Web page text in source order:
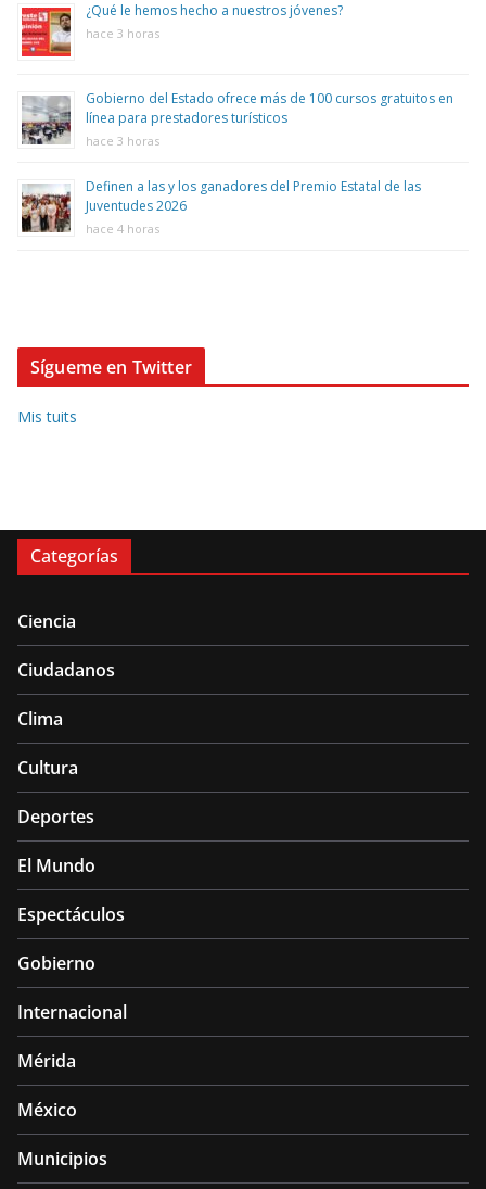
¿Qué le hemos hecho a nuestros jóvenes?
hace 3 horas
Gobierno del Estado ofrece más de 100 cursos gratuitos en
línea para prestadores turísticos
hace 3 horas
Definen a las y los ganadores del Premio Estatal de las
Juventudes 2026
hace 4 horas
Sígueme en Twitter
Mis tuits
Categorías
Ciencia
Ciudadanos
Clima
Cultura
Deportes
El Mundo
Espectáculos
Gobierno
Internacional
Mérida
México
Municipios